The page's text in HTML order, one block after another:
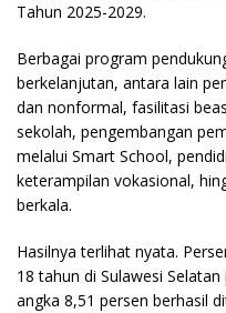
Tahun 2025-2029.
Berbagai program
berkelanjutan, antara lain
dan nonformal, fasilitasi
sekolah, pengembangan
melalui Smart School,
keterampilan vokasional,
berkala.
Hasilnya terlihat nyata.
18 tahun di Sulawesi
angka 8,51 persen berhasil